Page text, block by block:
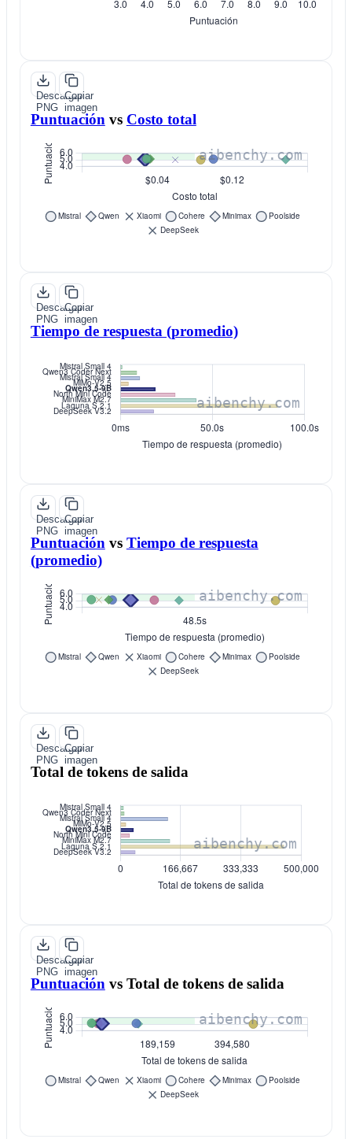
Descargar
PNG
Copiar
imagen
Puntuación vs Costo total
Descargar
PNG
Copiar
imagen
Tiempo de respuesta (promedio)
Descargar
PNG
Copiar
imagen
Puntuación vs Tiempo de respuesta
(promedio)
Descargar
PNG
Copiar
imagen
Total de tokens de salida
Descargar
PNG
Copiar
imagen
Puntuación vsTotal de tokens de salida